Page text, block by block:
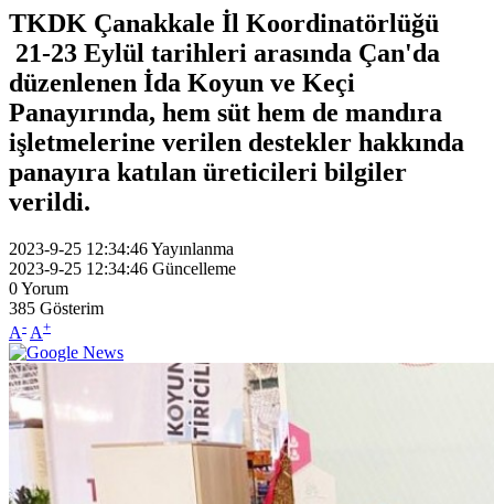
TKDK Çanakkale İl Koordinatörlüğü
21-23 Eylül tarihleri arasında Çan'da
düzenlenen İda Koyun ve Keçi
Panayırında, hem süt hem de mandıra
işletmelerine verilen destekler hakkında
panayıra katılan üreticileri bilgiler
verildi.
2023-9-25 12:34:46Yayınlanma
2023-9-25 12:34:46 Güncelleme
0Yorum
385 Gösterim
A- A+